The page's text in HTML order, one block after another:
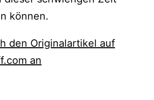
können.
den Originalartikel auf
an